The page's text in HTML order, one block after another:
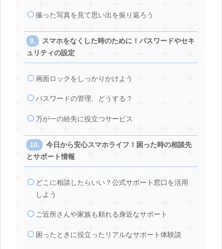
撮った写真を見て思い出を振り返ろう
スマホをなくした時のために！パスワードやセキ
ュリティの設定
画面ロックをしっかりかけよう
パスワードの管理、どうする？
万が一の紛失に役立つサービス
今日から安心スマホライフ！困った時の相談先
とサポート情報
どこに相談したらいい？公式サポート窓口を活用
しよう
ご近所さんや家族も頼れる身近なサポート
困ったときに役立ったリアルなサポート体験談